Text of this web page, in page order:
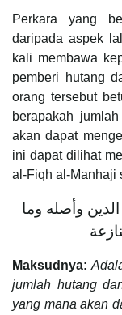
Perkara yang
daripada aspek
kali membawa
pemberi hutang
orang tersebut
berapakah
akan dapat
ini dapat dilihat
al-Fiqh al-Manhaji
وأصله وما
Maksudnya:
jumlah hutang
yang mana akan